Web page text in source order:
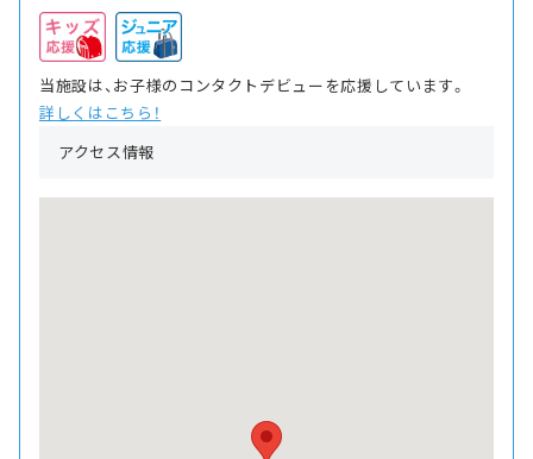
当施設は、お子様のコンタクトデビューを応援しています。
詳しくはこちら！
アクセス情報